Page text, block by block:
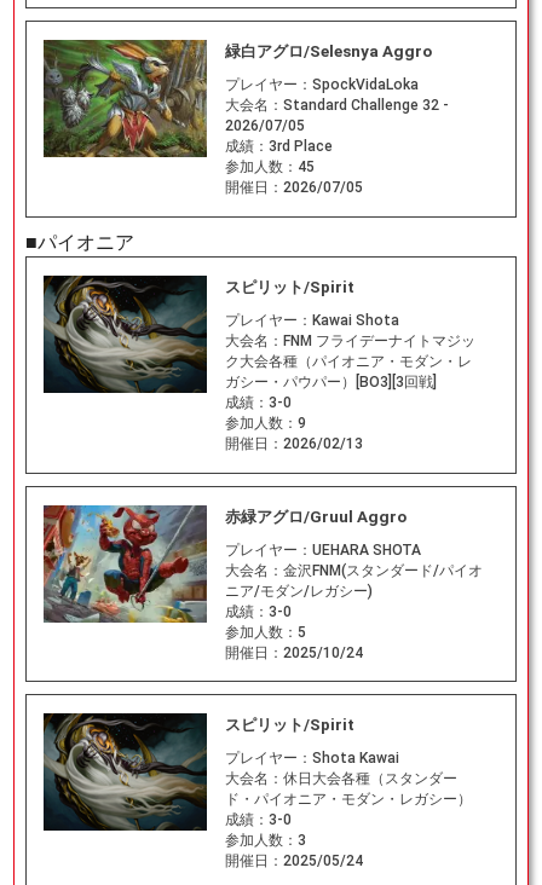
緑白アグロ/Selesnya Aggro
プレイヤー： SpockVidaLoka
大会名： Standard Challenge 32 -
2026/07/05
成績： 3rd Place
参加人数： 45
開催日： 2026/07/05
■パイオニア
スピリット/Spirit
プレイヤー： Kawai Shota
大会名： FNM フライデーナイトマジッ
ク大会各種（パイオニア・モダン・レ
ガシー・パウパー）[BO3][3回戦]
成績： 3-0
参加人数： 9
開催日： 2026/02/13
赤緑アグロ/Gruul Aggro
プレイヤー： UEHARA SHOTA
大会名： 金沢FNM(スタンダード/パイオ
ニア/モダン/レガシー)
成績： 3-0
参加人数： 5
開催日： 2025/10/24
スピリット/Spirit
プレイヤー： Shota Kawai
大会名： 休日大会各種（スタンダー
ド・パイオニア・モダン・レガシー）
成績： 3-0
参加人数： 3
開催日： 2025/05/24